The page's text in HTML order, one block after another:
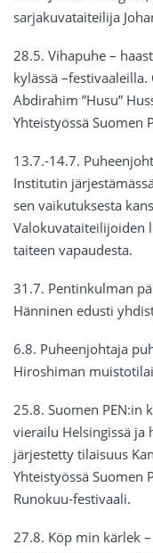
sarjakuvataiteilija
28.5. Vihapuhe –
kylässä
Abdirahim ”Husu”
Yhteistyössä Suomen
13.7.-14.7.
Institutin
sen vaikutuksesta
Valokuvataiteilijoiden
taiteen vapaudesta.
31.7. Pentinkulman
Hänninen edusti
6.8. Puheenjohtaja
Hiroshiman
25.8. Suomen PEN:in
vierailu Helsingissä ja
järjestetty tilaisuus
Yhteistyössä Suomen
Runokuu-festivaali.
27.8. Köp min kärlek